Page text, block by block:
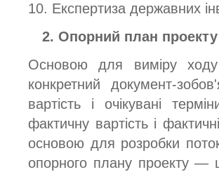
10. Експертиза державних
2. Опорний план проекту
Основою для виміру
конкретний документ-
вартість і очікувані
фактичну вартість і
основою для розробки
опорного плану проекту —